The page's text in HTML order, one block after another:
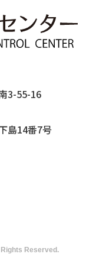
3-55-16
島14番7号
Rights Reserved.